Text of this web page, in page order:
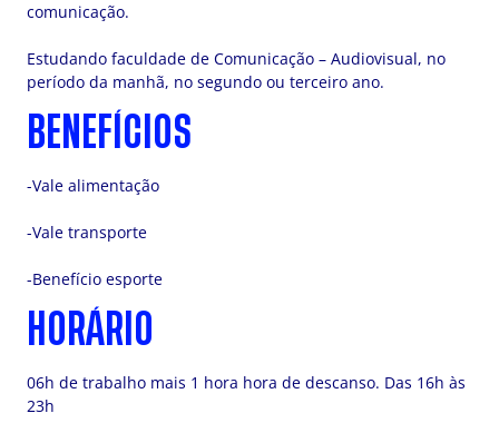
comunicação.
Estudando faculdade de Comunicação – Audiovisual, no
período da manhã, no segundo ou terceiro ano.
BENEFÍCIOS
-Vale alimentação
-Vale transporte
-Benefício esporte
HORÁRIO
06h de trabalho mais 1 hora hora de descanso. Das 16h às
23h